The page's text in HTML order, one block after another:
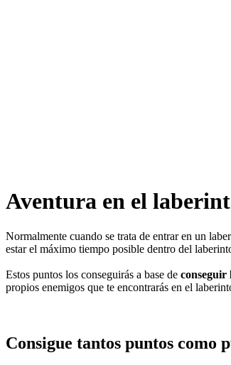
Aventura en el
Normalmente cuando se trata de entrar en un
estar el máximo tiempo posible dentro del
Estos puntos los conseguirás a base de conseguir
propios enemigos que te encontrarás en el
Consigue tantos puntos como